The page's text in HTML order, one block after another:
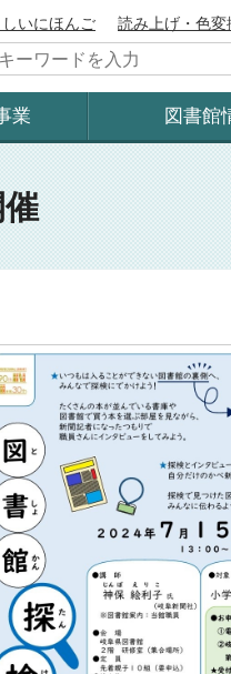
いにほんご
読み上げ・色
業 図書館